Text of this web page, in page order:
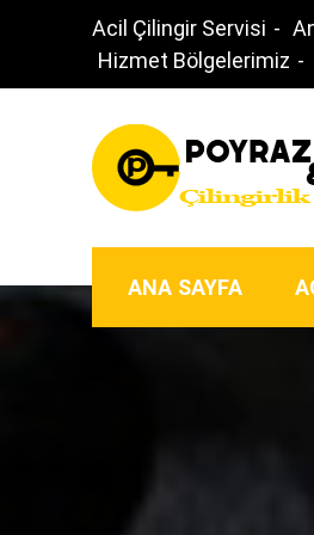
Acil Çilingir Servisi
Hizmet Bölgelerimiz
Gece
ANA SAYFA